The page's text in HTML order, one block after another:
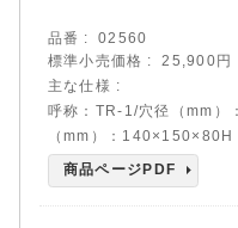
品番
02560
標準小売価格
25,900円
主な仕様
呼称：TR-1/穴径（mm）
（mm）：140×150×80H
商品ページPDF